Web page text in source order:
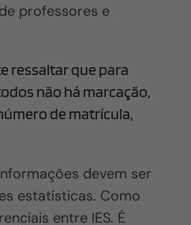
professores e
ressaltar que para
não há marcação,
de matrícula,
devem ser
estatísticas. Como
entre IES. É